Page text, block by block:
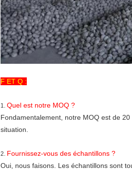
F ET Q :
1. Quel est notre MOQ ?
Fondamentalement, notre MOQ est de
situation.
2. Fournissez-vous des échantillons ?
Oui, nous faisons. Les échantillons sont